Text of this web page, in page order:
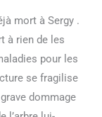
mort à Sergy .
à rien de les
pour les
se fragilise
dommage